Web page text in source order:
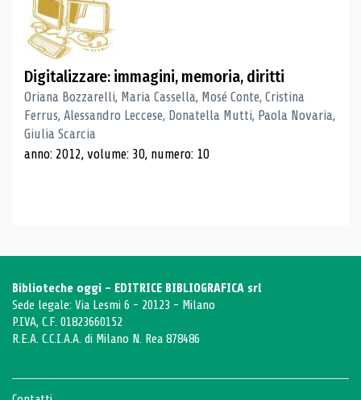
Digitalizzare: immagini, memoria, diritti
Oriana Bozzarelli, Maria Cassella, Mosé Conte, Cristina
Ferrus, Alessandro Leccese, Donatella Mutti, Paola Novaria,
Giulia Scarcia
anno: 2012, volume: 30, numero: 10
Biblioteche oggi - EDITRICE BIBLIOGRAFICA srl
Sede legale: Via Lesmi 6 - 20123 - Milano
P.IVA, C.F. 01823660152
R.E.A. C.C.I.A.A. di Milano N. Rea 878486